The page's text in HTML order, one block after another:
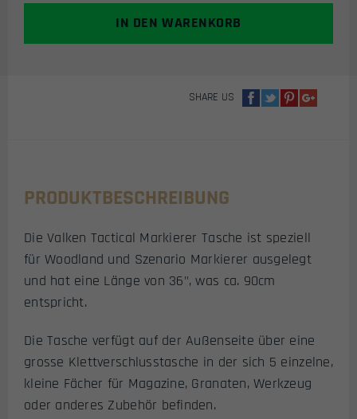
-
IN DEN WARENKORB
SHARE US
PRODUKTBESCHREIBUNG
Die Valken Tactical Markierer Tasche ist speziell
für Woodland und Szenario Markierer ausgelegt
und hat eine Länge von 36", was ca. 90cm
entspricht.
Die Tasche verfügt auf der Außenseite über eine
grosse Klettverschlusstasche in der sich 5 einzelne,
kleine Fächer für Magazine, Granaten, Werkzeug
oder anderes Zubehör befinden.